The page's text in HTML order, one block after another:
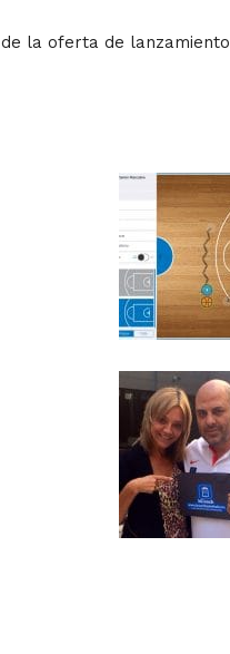
la oferta de lanzamiento